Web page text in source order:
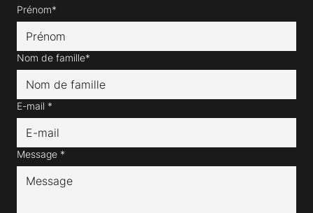
Prénom*
Nom de famille*
E-mail *
Message *